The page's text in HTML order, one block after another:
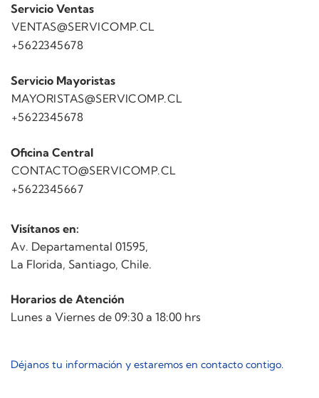
Servicio Ventas
VENTAS@SERVICOMP.CL
+5622345678
Servicio Mayoristas
MAYORISTAS@SERVICOMP.CL
+5622345678
Oficina Central
CONTACTO@SERVICOMP.CL
+5622345667
Visítanos en:
Av. Departamental 01595,
La Florida, Santiago, Chile.
Horarios de Atención
Lunes a Viernes de 09:30 a 18:00 hrs
Déjanos tu información y estaremos en contacto contigo.